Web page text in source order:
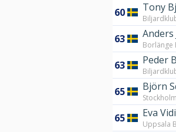
60 Tony
63 Anders
Borlänge
63 Peder
65 Björn
65 Eva
Uppsala